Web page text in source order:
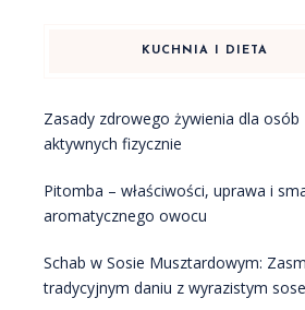
KUCHNIA I DIETA
Zasady zdrowego żywienia dla osób
aktywnych fizycznie
Pitomba – właściwości, uprawa i
aromatycznego owocu
Schab w Sosie Musztardowym:
tradycyjnym daniu z wyrazistym